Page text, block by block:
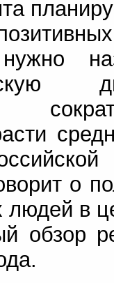
о
людей в
обзор